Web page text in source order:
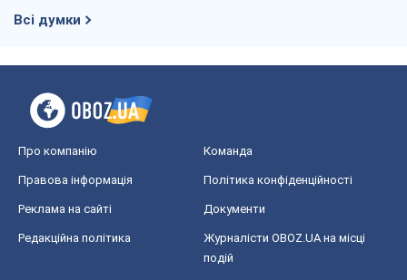
Всі думки
Про компанію Команда
Правова інформація Політика конфіденційності
Реклама на сайті Документи
Редакційна політика
Журналісти OBOZ.UA на місці
подій